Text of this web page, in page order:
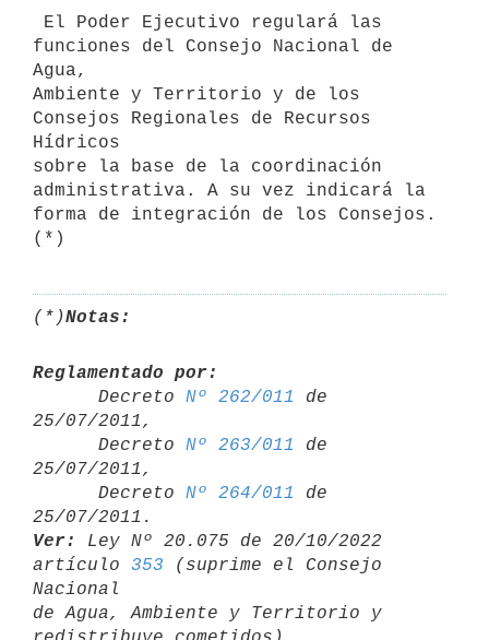
funciones del Consejo Nacional de
Agua,
Ambiente y Territorio y de los
Consejos Regionales de Recursos
Hídricos
sobre la base de la coordinación
administrativa. A su vez indicará la
forma de integración de los Consejos.
(*)
(*)Notas:
Reglamentado por:
Decreto Nº 262/011
de
25/07/2011,
      Decreto
Nº 263/011
de
25/07/2011,
      Decreto
Nº 264/011
de
Ver:
Ley Nº 20.075 de 20/10/2022
artículo 353 (suprime el Consejo
Nacional
de Agua, Ambiente y Territorio y